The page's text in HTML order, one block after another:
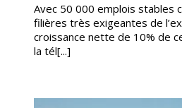
Avec 50 000 emplois stables
filières très exigeantes de
croissance nette de 10% de
la tél[...]